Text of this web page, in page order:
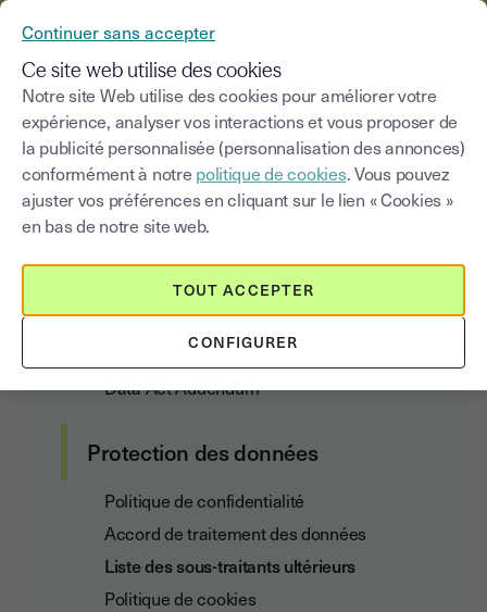
Liste des Sous traitants de
données personnelles
Contrat client
Conditions Générales d’Abonnement et
d’Utilisation
Data Act Addendum
Protection des données
Politique de confidentialité
Accord de traitement des données
Liste des sous-traitants ultérieurs
Politique de cookies
Continuer sans accepter
Ce site web utilise des cookies
Notre site Web utilise des cookies pour améliorer votre
expérience, analyser vos interactions et vous proposer de
la publicité personnalisée (personnalisation des annonces)
conformément à notre politique de cookies. Vous pouvez
ajuster vos préférences en cliquant sur le lien « Cookies »
en bas de notre site web.
CONFIGURER
TOUT ACCEPTER